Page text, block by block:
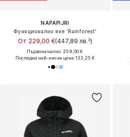
NAPAPIJRI
Функционално яке 'Rainforest'
От 229,00 €(447,89 лв.³)
Първоначално: 259,00 €
Последна най-ниска цена:133,25 €